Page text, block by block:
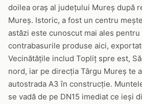
doilea oraș al județului Mureș după
Mureș. Istoric, a fost un centru
astăzi este cunoscut mai ales
contrabasurile produse aici,
Vecinătățile includ Topliț spre est,
nord, iar pe direcția Târgu Mureș te
autostrada A3 în construcție.
se vadă de pe DN15 imediat ce ieși